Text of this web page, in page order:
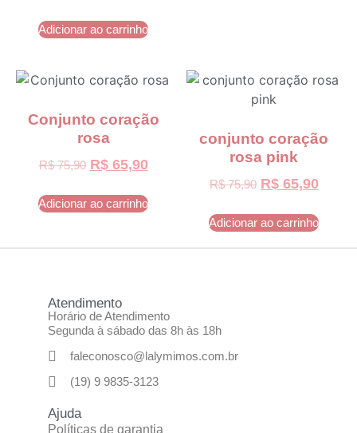
Adicionar ao carrinho
Conjunto coração
rosa
R$75,90 R$65,90
Adicionar ao carrinho
conjunto coração
rosa pink
R$75,90 R$65,90
Adicionar ao carrinho
Atendimento
Horário de Atendimento
Segunda à sábado das 8h às 18h
faleconosco@lalymimos.com.br
(19) 9 9835-3123
Ajuda
Políticas de garantia